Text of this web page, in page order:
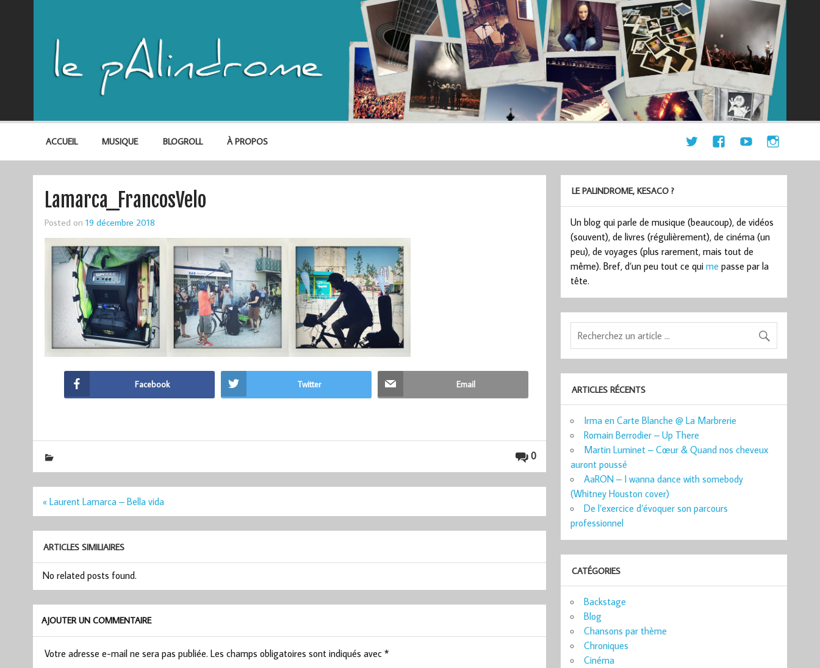
ACCUEIL MUSIQUE BLOGROLL À PROPOS
Lamarca_FrancosVelo
Posted on 19 décembre 2018
Facebook Twitter Email
0
Navigation
« Laurent Lamarca – Bella vida
ARTICLES SIMILIAIRES
No related posts found.
AJOUTER UN COMMENTAIRE
Votre adresse e-mail ne sera pas publiée. Les champs obligatoires sont indiqués avec *
LE PALINDROME, KESACO ?
Un blog qui parle de musique (beaucoup), de vidéos
(souvent), de livres (régulièrement), de cinéma (un
peu), de voyages (plus rarement, mais tout de
même). Bref, d’un peu tout ce quime passe par la
tête.
ARTICLES RÉCENTS
Irma en Carte Blanche @ La Marbrerie
Romain Berrodier – Up There
Martin Luminet – Cœur & Quand nos cheveux
auront poussé
AaRON – I wanna dance with somebody
(Whitney Houston cover)
De l’exercice d’évoquer son parcours
professionnel
CATÉGORIES
Backstage
Blog
Chansons par thème
Chroniques
Cinéma